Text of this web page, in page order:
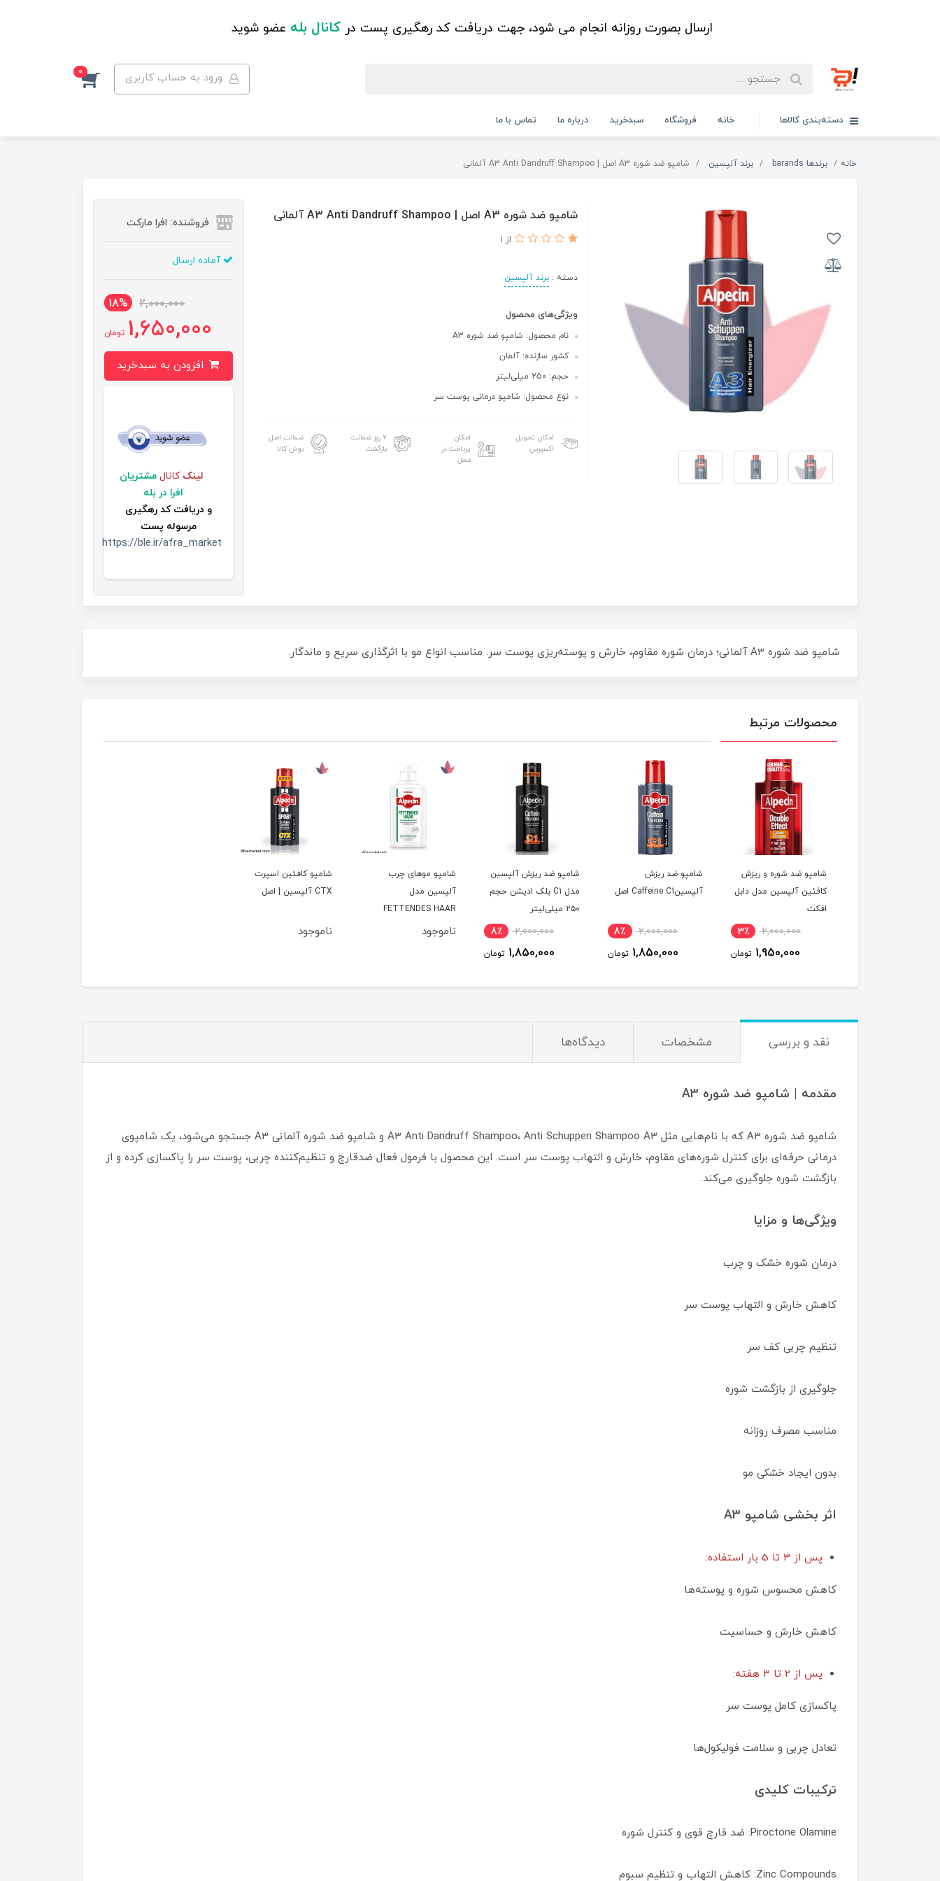
ارسال بصورت روزانه انجام می شود، جهت دریافت کد رهگیری پست در کانال بله عضو شوید
ورود به حساب کاربری 0
دسته‌بندی کالاها خانه فروشگاه سبدخرید درباره ما تماس با ما
خانه برندها barands برند آلپسین شامپو ضد شوره A3 اصل | A3 Anti Dandruff Shampoo آلمانی
شامپو ضد شوره A3 اصل | A3 Anti Dandruff Shampoo آلمانی
از 1
دسته :برند آلپسین
ویژگی‌های محصول
نام محصول: شامپو ضد شوره A3
کشور سازنده: آلمان
حجم: 250 میلی‌لیتر
نوع محصول: شامپو درمانی پوست سر
امکان تحویل
اکسپرس
امکان
پرداخت در
محل
۷ روز ضمانت
بازگشت
ضمانت اصل
بودن کالا
فروشنده: افرا مارکت
آماده ارسال
2,000,000
18%
1,650,000 تومان
لینک کانال مشتریان
افرا در بله
و دریافت کد رهگیری
مرسوله پست
https://ble.ir/afra_market
شامپو ضد شوره A3 آلمانی؛ درمان شوره مقاوم، خارش و پوسته‌ریزی پوست سر. مناسب انواع مو با اثرگذاری سریع و ماندگار.
محصولات مرتبط
شامپو ضد شوره و ریزش
کافئین آلپسین مدل دابل
افکت
2,000,000 3٪
1,950,000 تومان
شامپو ضد ریزش
آلپسینCaffeine C1 اصل
2,000,000 8٪
1,850,000 تومان
شامپو ضد ریزش آلپسین
مدل C1 بلک ادیشن حجم
۲۵۰ میلی‌لیتر
2,000,000 8٪
1,850,000 تومان
شامپو موهای چرب
آلپسین مدل
FETTENDES HAAR
ناموجود
شامپو کافئین اسپرت
CTX آلپسین | اصل
ناموجود
نقد و بررسی مشخصات دیدگاه‌ها
مقدمه | شامپو ضد شوره A3
شامپو ضد شوره A3 که با نام‌هایی مثل A3 Anti Dandruff Shampoo، Anti Schuppen Shampoo A3 و شامپو ضد شوره آلمانی A3 جستجو می‌شود، یک شامپوی
درمانی حرفه‌ای برای کنترل شوره‌های مقاوم، خارش و التهاب پوست سر است. این محصول با فرمول فعال ضدقارچ و تنظیم‌کننده چربی، پوست سر را پاکسازی کرده و از
بازگشت شوره جلوگیری می‌کند.
ویژگی‌ها و مزایا
درمان شوره خشک و چرب
کاهش خارش و التهاب پوست سر
تنظیم چربی کف سر
جلوگیری از بازگشت شوره
مناسب مصرف روزانه
بدون ایجاد خشکی مو
اثر بخشی شامپو A3
پس از 3 تا 5 بار استفاده:
کاهش محسوس شوره و پوسته‌ها
کاهش خارش و حساسیت
پس از 2 تا 3 هفته:
پاکسازی کامل پوست سر
تعادل چربی و سلامت فولیکول‌ها
ترکیبات کلیدی
Piroctone Olamine: ضد قارچ قوی و کنترل شوره
Zinc Compounds: کاهش التهاب و تنظیم سبوم